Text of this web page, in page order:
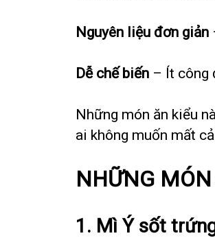
Nguyên liệu đơn giản
Dễ chế biến – Ít công
Những món ăn kiểu
ai không muốn mất
NHỮNG
1. Mì Ý sốt